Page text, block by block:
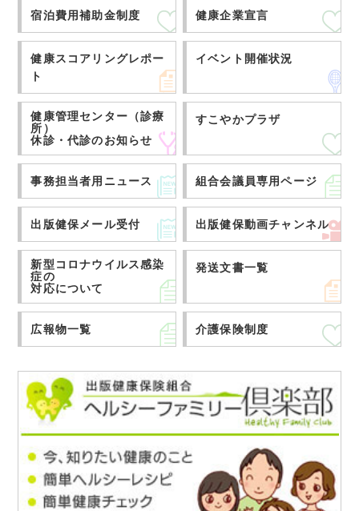
宿泊費用補助金制度 健康企業宣言
健康スコアリングレポー
ト
イベント開催状況
健康管理センター（診療
所）
休診・代診のお知らせ
すこやかプラザ
事務担当者用ニュース 組合会議員専用ページ
出版健保メール受付 出版健保動画チャンネル
新型コロナウイルス感染
症の
対応について
発送文書一覧
広報物一覧 介護保険制度